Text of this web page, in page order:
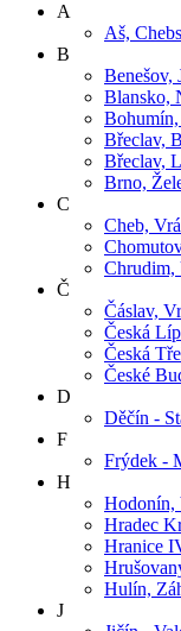
A
Aš,
B
Benešov,
Blansko,
Břeclav,
Břeclav,
Brno,
C
Cheb,
Chrudim,
Č
Čáslav,
Česká
Česká
České
D
Děčín -
F
Frýdek -
H
Hodonín,
Hradec
Hranice
Hulín,
J